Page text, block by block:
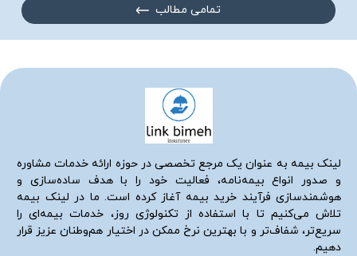
تمامی مطالب
لینک بیمه به عنوان یک مرجع تخصصی در حوزه ارائه خدمات مشاوره
و صدور انواع بیمه‌نامه، فعالیت خود را با هدف ساده‌سازی و
هوشمندسازی فرآیند خرید بیمه آغاز کرده است. ما در لینک بیمه
تلاش می‌کنیم تا با استفاده از تکنولوژی روز، خدمات بیمه‌ای را
سریع‌تر، شفاف‌تر و با بهترین نرخ ممکن در اختیار هم‌وطنان عزیز قرار
دهیم.